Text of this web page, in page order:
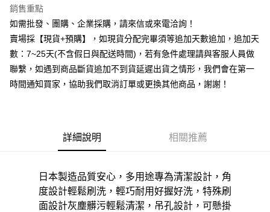
匯豐（台灣）商業銀行
聯邦商業銀行
遠東國際商業銀行
元大商業銀行
永豐商業銀行
台新國際商業銀行
中國信託商業銀行
台灣樂天信用卡公司
臺灣中小企業銀行
匯豐（台灣）商業銀行
華泰商業銀行
聯邦商業銀行
遠東國際商業銀行
元大商業銀行
永豐商業銀行
玉山商業銀行
星展（台灣）商業銀行
台灣樂天信用卡公司
上海商業儲蓄銀行
國泰世華商業銀行
兆豐國際商業銀行
臺灣中小企業銀行
台中商業銀行
匯豐（台灣）商業銀行
華泰商業銀行
聯邦商業銀行
遠東國際商業銀行
元大商業銀行
永豐商業銀行
玉山商業銀行
星展（台灣）商業銀行
LINE Pay
Apple Pay
街口支付
悠遊付
１．簡單：不需註冊會員、不需綁卡、不需儲值。
２．便利：只要手機號碼，簡訊認證，即可結帳。
３．安心：先確認商品／服務後，再付款。
貨到付款
運送方式
銷售重點
如需批發、團購、企業採購，請來信或來電洽詢！
賣場採【現貨+預購】，如現貨分配完畢須等追加天數追加，追加天
數：7~25天(不含假日與配送時間)，若有急件處理請與客服人員做
聯繫，如遇到商品斷貨追加不到貨延遲出貨之情形，我們會在第一
時間通知買家，協助我們取消訂單或更換其他商品，謝謝！
詳細說明 相關推薦
日本製造品質安心，多用途專為清潔設計，角
度設計輕鬆刷洗，輕巧耐用好握好洗，特殊刷
面設計灰塵髒污輕鬆清潔，吊孔設計，可懸掛